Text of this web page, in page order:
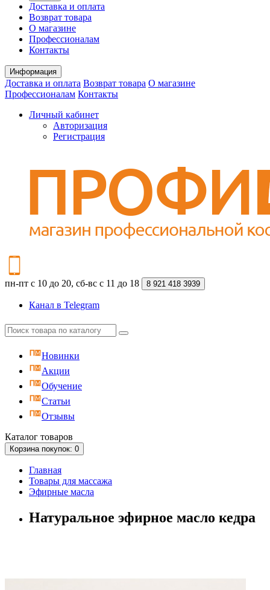
Доставка и оплата
Возврат товара
О магазине
Профессионалам
Контакты
Информация
Доставка и оплата Возврат товара О магазине
Профессионалам Контакты
Личный кабинет
Авторизация
Регистрация
пн-пт с 10 до 20, сб-вс с 11 до 18 8 921 418 3939
Канал в Telegram
Новинки
Акции
Обучение
Статьи
Отзывы
Каталог товаров
Корзинапокупок: 0
Главная
Товары для массажа
Эфирные масла
Натуральное эфирное масло кедра